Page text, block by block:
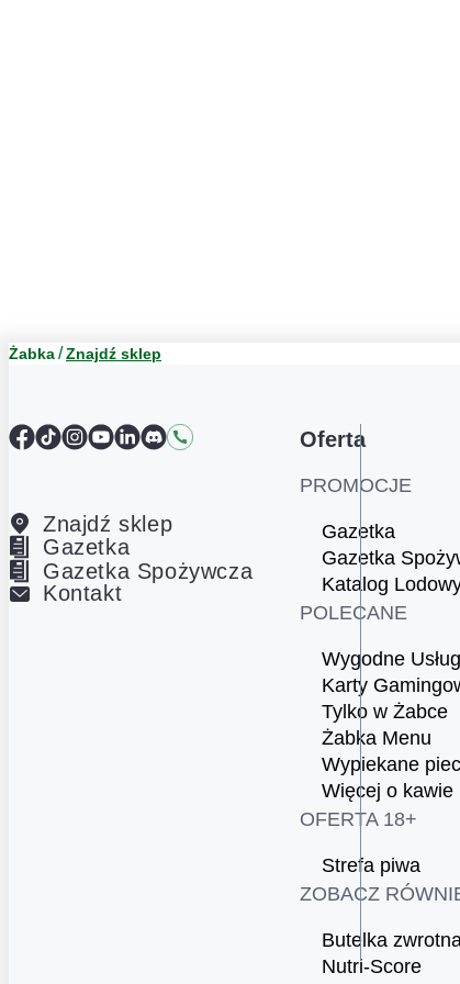
Żabka Znajdź sklep
Facebook
TikTokInstagram
YouTube
LinkedIn
DiscordKontakt
Znajdź sklep
Gazetka
Gazetka Spożywcza
Kontakt
Oferta
PROMOCJE
Gazetka
Gazetka
Katalog
POLECANE
Wygodne
Karty
Tylko w Żabce
Żabka Menu
Wypiekane
Więcej o kawie
OFERTA 18+
Strefa piwa
ZOBACZ
Butelka
Nutri-Score